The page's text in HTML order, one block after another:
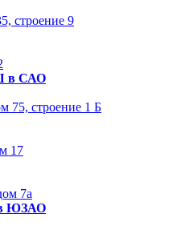
строение 9
в САО
75, строение 1 Б
17
7а
в ЮЗАО